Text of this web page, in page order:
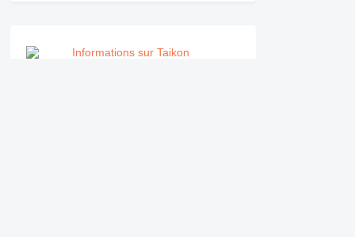
Informations sur Taikon